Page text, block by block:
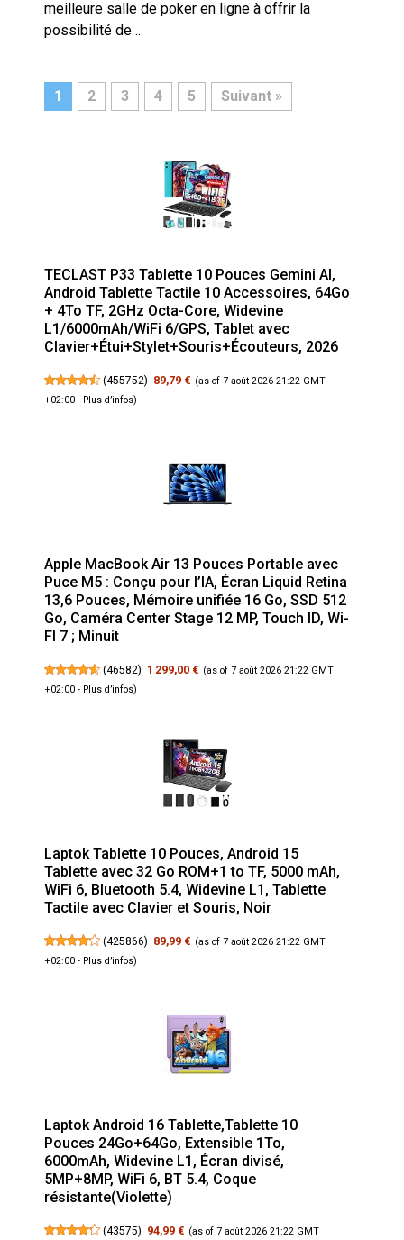
meilleure salle de poker en ligne à offrir la
possibilité de…
1 2 3 4 5 Suivant »
TECLAST P33 Tablette 10 Pouces Gemini AI,
Android Tablette Tactile 10 Accessoires, 64Go
+ 4To TF, 2GHz Octa-Core, Widevine
L1/6000mAh/WiFi 6/GPS, Tablet avec
Clavier+Étui+Stylet+Souris+Écouteurs, 2026
(455752) 89,79 € (as of 7 août 2026 21:22 GMT
+02:00 - Plus d’infos)
Apple MacBook Air 13 Pouces Portable avec
Puce M5 : Conçu pour l’IA, Écran Liquid Retina
13,6 Pouces, Mémoire unifiée 16 Go, SSD 512
Go, Caméra Center Stage 12 MP, Touch ID, Wi-
FI 7 ; Minuit
(46582) 1 299,00 € (as of 7 août 2026 21:22 GMT
+02:00 - Plus d’infos)
Laptok Tablette 10 Pouces, Android 15
Tablette avec 32 Go ROM+1 to TF, 5000 mAh,
WiFi 6, Bluetooth 5.4, Widevine L1, Tablette
Tactile avec Clavier et Souris, Noir
(425866) 89,99 € (as of 7 août 2026 21:22 GMT
+02:00 - Plus d’infos)
Laptok Android 16 Tablette,Tablette 10
Pouces 24Go+64Go, Extensible 1To,
6000mAh, Widevine L1, Écran divisé,
5MP+8MP, WiFi 6, BT 5.4, Coque
résistante(Violette)
(43575) 94,99 € (as of 7 août 2026 21:22 GMT